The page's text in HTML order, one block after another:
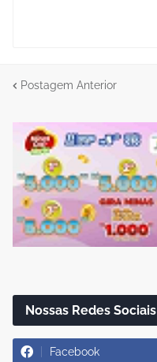
Postagem Anterior
Nossas Redes Sociais
Facebook